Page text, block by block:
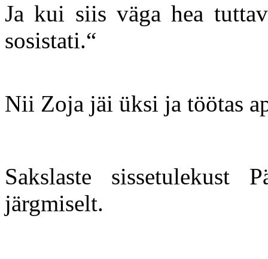
Ja kui siis väga hea
sosistati.“
Nii Zoja jäi üksi ja töötas
Sakslaste sissetulekust
järgmiselt.